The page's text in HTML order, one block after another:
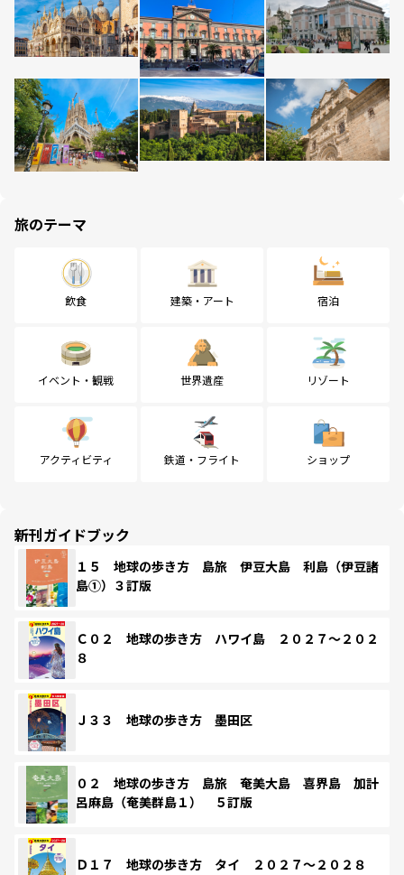
旅のテーマ
飲食 建築・アート 宿泊
イベント・観戦 世界遺産 リゾート
アクティビティ 鉄道・フライト ショップ
新刊ガイドブック
１５ 地球の歩き方 島旅 伊豆大島 利島（伊豆諸
島①）３訂版
Ｃ０２ 地球の歩き方 ハワイ島 ２０２７～２０２
８
Ｊ３３ 地球の歩き方 墨田区
０２ 地球の歩き方 島旅 奄美大島 喜界島 加計
呂麻島（奄美群島１） ５訂版
Ｄ１７ 地球の歩き方 タイ ２０２７～２０２８